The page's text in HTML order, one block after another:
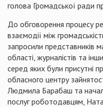
голова Громадської
До обговорення процесу
взаємодії між
запросили представників
області, журналістів та
серед яких були присутні
обласного центру
Людмила Барабаш та
послуг роботодавцям,